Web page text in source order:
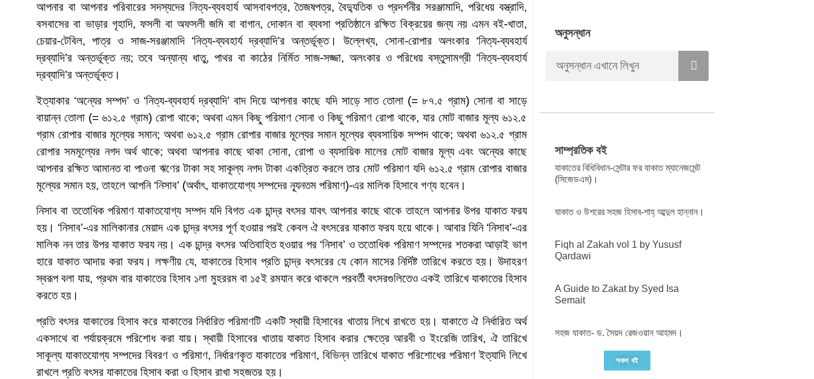
আপনার বা আপনার পরিবারের সদস্যদের নিত্য-ব্যবহার্য আসবাবপত্র, তৈজষপত্র, বৈদ্যুতিক ও প্রদর্শনীর সরঞ্জামাদি, পরিধেয় বস্ত্রাদি,
বসবাসের বা ভাড়ার গৃহাদি, ফসলী বা অফসলী জমি বা বাগান, দোকান বা ব্যবসা প্রতিষ্ঠানে রক্ষিত বিক্রয়ের জন্য নয় এমন বই-খাতা,
চেয়ার-টেবিল, পাত্র ও সাজ-সরঞ্জামাদি ‘নিত্য-ব্যবহার্য দ্রব্যাদি’র অন্তর্ভূক্ত। উল্লেখ্য, সোনা-রোপার অলংকার ‘নিত্য-ব্যবহার্য
দ্রব্যাদি’র অন্তর্ভূক্ত নয়; তবে অন্যান্য ধাতু, পাথর বা কাঠের নির্মিত সাজ-সজ্জা, অলংকার ও পরিধেয় বস্তুসামগ্রী ‘নিত্য-ব্যবহার্য
দ্রব্যাদি’র অন্তর্ভূক্ত।
ইত্যাকার ‘অন্যের সম্পদ’ ও ‘নিত্য-ব্যবহার্য দ্রব্যাদি’ বাদ দিয়ে আপনার কাছে যদি সাড়ে সাত তোলা (= ৮৭.৫ গ্রাম) সোনা বা সাড়ে
বায়ান্ন তোলা (= ৬১২.৫ গ্রাম) রোপা থাকে; অথবা এমন কিছু পরিমাণ সোনা ও কিছু পরিমাণ রোপা থাকে, যার মোট বাজার মূল্য ৬১২.৫
গ্রাম রোপার বাজার মূল্যের সমান; অথবা ৬১২.৫ গ্রাম রোপার বাজার মূল্যের সমান মূল্যের ব্যবসায়িক সম্পদ থাকে; অথবা ৬১২.৫ গ্রাম
রোপার সমমূল্যের নগদ অর্থ থাকে; অথবা আপনার কাছে থাকা সোনা, রোপা ও ব্যসায়িক মালের মোট বাজার মূল্য এবং অন্যের কাছে
আপনার রক্ষিত আমানত বা পাওনা ঋণের টাকা সহ সাকূল্য নগদ টাকা একত্রিত করলে তার মোট পরিমাণ যদি ৬১২.৫ গ্রাম রোপার বাজার
মূল্যের সমান হয়, তাহলে আপনি ‘নিসাব’ (অর্থাৎ, যাকাতযোগ্য সম্পদের ন্যূনতম পরিমাণ)-এর মালিক হিসাবে গণ্য হবেন।
নিসাব বা ততোধিক পরিমাণ যাকাতযোগ্য সম্পদ যদি বিগত এক চান্দ্র বৎসর যাবৎ আপনার কাছে থাকে তাহলে আপনার উপর যাকাত ফরয
হয়। ‘নিসাব’-এর মালিকানার মেয়াদ এক চান্দ্র বৎসর পূর্ণ হওয়ার পরই কেবল ঐ বৎসরের যাকাত ফরয হয়ে থাকে। আবার যিনি ‘নিসাব’-এর
মালিক নন তার উপর যাকাত ফরয নয়। এক চান্দ্র বৎসর অতিবাহিত হওয়ার পর ‘নিসাব’ ও ততোধিক পরিমাণ সম্পদের শতকরা আড়াই ভাগ
হারে যাকাত আদায় করা ফরয। লক্ষণীয় যে, যাকাতের হিসাব প্রতি চান্দ্র বৎসরের যে কোন মাসের নির্দিষ্ট তারিখে করতে হয়। উদাহরণ
স্বরূপ বলা যায়, প্রথম বার যাকাতের হিসাব ১লা মুহররম বা ১৫ই রমযান করে থাকলে পরবর্তী বৎসরগুলিতেও একই তারিখে যাকাতের হিসাব
করতে হয়।
প্রতি বৎসর যাকাতের হিসাব করে যাকাতের নির্ধারিত পরিমাণটি একটি স্থায়ী হিসাবের খাতায় লিখে রাখতে হয়। যাকাতে ঐ নির্ধারিত অর্থ
একসাথে বা পর্যায়ক্রমে পরিশোধ করা যায়। স্থায়ী হিসাবের খাতায় যাকাত হিসাব করার ক্ষেত্রে আরবী ও ইংরেজি তারিখ, ঐ তারিখে
সাকূল্য যাকাতযোগ্য সম্পদের বিবরণ ও পরিমাণ, নির্ধারণকৃত যাকাতের পরিমাণ, বিভিন্ন তারিখে যাকাত পরিশোধের পরিমাণ ইত্যাদি লিখে
রাখলে প্রতি বৎসর যাকাতের হিসাব করা ও হিসাব রাখা সহজতর হয়।
অনুসন্ধান
সাম্প্রতিক বই
যাকাতের বিধিবিধান-সেন্টার ফর যাকাত ম্যানেজমেন্ট
(সিজেডএম)।
যাকাত ও উশরের সহজ হিসাব-শাহ্ আব্দুল হান্নান।
Fiqh al Zakah vol 1 by Yususf
Qardawi
A Guide to Zakat by Syed Isa
Semait
সহজ যাকাত- ড. সৈয়দ রেজওয়ান আহমদ।
সকল বই